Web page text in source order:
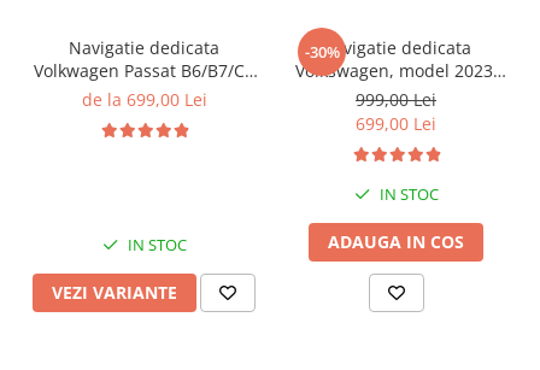
Navigatie dedicata
Volkwagen Passat B6/B7/CC
Gri, 4GB RAM 64GB ROM,
Display QLED 10", DSP,
de la 699,00 Lei
IN STOC
VEZI VARIANTE
-30%Navigatie dedicata
Volkswagen, model 2023,
4GB RAM 64GB ROM,
Quadcore, Android 14,
Carplay&Android Auto,
Suport camere AHD
999,00 Lei
699,00 Lei
IN STOC
ADAUGA IN COS